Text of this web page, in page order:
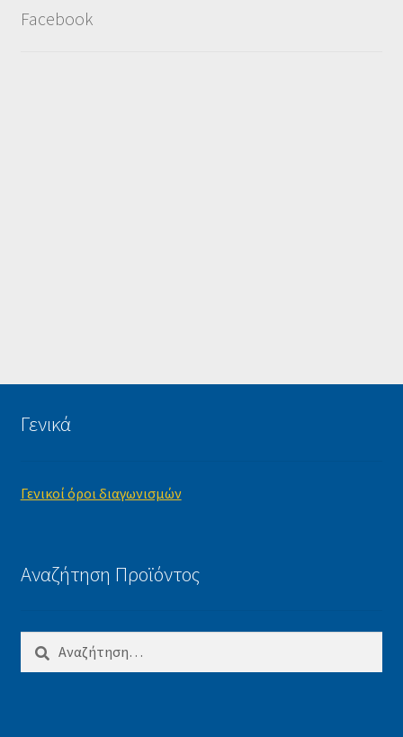
Facebook
Γενικά
Γενικοί όροι διαγωνισμών
Αναζήτηση Προϊόντος
Αναζήτηση